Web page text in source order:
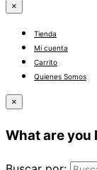
×
Tienda
Mi cuenta
Carrito
Quienes Somos
×
What are you